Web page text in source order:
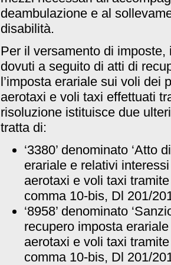
deambulazione e al
disabilità.
Per il versamento di
dovuti a seguito di atti di
l’imposta erariale sui voli dei
aerotaxi e voli taxi effettuati
risoluzione istituisce due
tratta di:
‘3380’ denominato ‘Atto
erariale e relativi
aerotaxi e voli taxi
comma 10-bis, Dl 201/
‘8958’ denominato
recupero imposta
aerotaxi e voli taxi
comma 10-bis, Dl 201/